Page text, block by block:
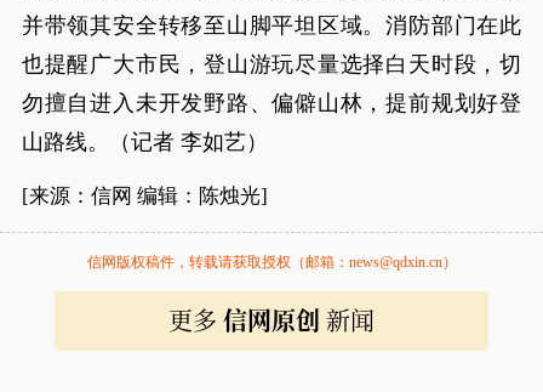
并带领其安全转移至山脚平坦区域。消防部门在此
也提醒广大市民，登山游玩尽量选择白天时段，切
勿擅自进入未开发野路、偏僻山林，提前规划好登
山路线。（记者 李如艺）
[来源：信网 编辑：陈烛光]
信网版权稿件，转载请获取授权（邮箱：news@qdxin.cn）
更多 信网原创 新闻